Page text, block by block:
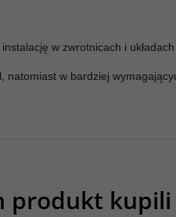
w zwrotnicach i układach
w bardziej
produkt kupili